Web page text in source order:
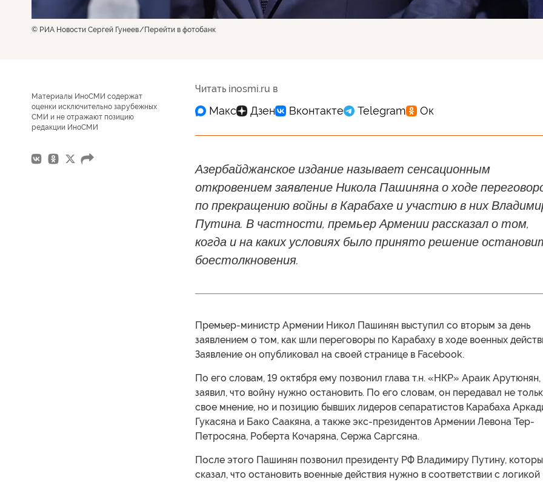
© РИА Новости Сергей Гунеев Перейти в фотобанк
Материалы ИноСМИ содержат
оценки исключительно зарубежных
СМИ и не отражают позицию
редакции ИноСМИ
Читать inosmi.ru в
Азербайджанское издание называет сенсационным
откровением заявление Никола Пашиняна о ходе
по прекращению войны в Карабахе и участию в них
Путина. В частности, премьер Армении рассказал о том,
когда и на каких условиях было принято решение
боестолкновения.
Премьер-министр Армении Никол Пашинян выступил со вторым за день
заявлением о том, как шли переговоры по Карабаху в ходе военных
Заявление он опубликовал на своей странице в Facebook.
По его словам, 19 октября ему позвонил глава т.н. «НКР» Араик Арутюнян,
заявил, что войну нужно остановить. По его словам, он передавал не
свое мнение, но и позицию бывших лидеров сепаратистов Карабаха
Гукасяна и Бако Саакяна, а также экс-президентов Армении Левона Тер-
Петросяна, Роберта Кочаряна, Сержа Саргсяна.
После этого Пашинян позвонил президенту РФ Владимиру Путину,
сказал, что остановить военные действия нужно в соответствии с логикой